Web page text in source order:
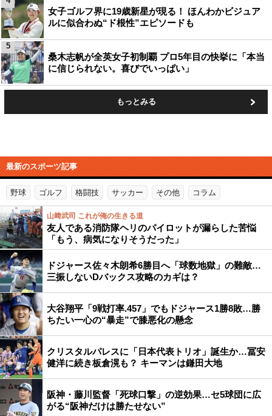
女子ゴルフ界に19歳新星が現る！ ほんわかビジュア
ルに似合わぬ“ド根性”エピソードも
桑木志帆が全英女子初制覇 プロ5年目の快挙に「本当
に信じられない。喜びでいっぱい」
5
もっとみる
最新のスポーツ記事
野球 ゴルフ 格闘技 サッカー その他 コラム
山﨑武司 これが俺の生きる道
友人である消防隊ヘリのパイロットが漏らした苦悩
「もう、病気になりそうだった」
ドジャース佐々木朗希6勝目へ「球数地獄」の難敵…
三振しないDバックス攻略のカギは？
大谷翔平「9戦打率.457」でもドジャース1勝8敗…勝
ちたい一心の“暴走”で膝悪化の懸念
クリスタルパレスに「日本代表トリオ」誕生か…冨安
健洋に続き板倉滉も？ キーマンは鎌田大地
阪神・藤川監督「死球口撃」の逆効果…セ5球団に広
がる“阪神だけは勝たせない”